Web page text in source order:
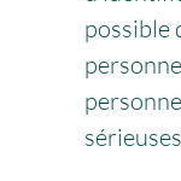
possible